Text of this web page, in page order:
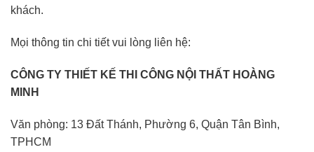
khách.
Mọi thông tin chi tiết vui lòng liên hệ:
CÔNG TY THIẾT KẾ THI CÔNG NỘI THẤT HOÀNG
MINH
Văn phòng: 13 Đất Thánh, Phường 6, Quận Tân Bình,
TPHCM